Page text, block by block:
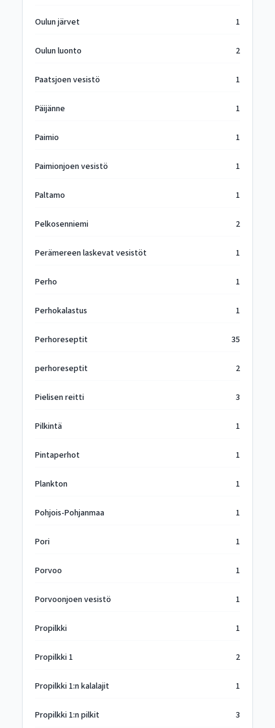
Oulun järvet 1
Oulun luonto 2
Paatsjoen vesistö 1
Päijänne 1
Paimio 1
Paimionjoen vesistö 1
Paltamo 1
Pelkosenniemi 2
Perämereen laskevat vesistöt 1
Perho 1
Perhokalastus 1
Perhoreseptit 35
perhoreseptit 2
Pielisen reitti 3
Pilkintä 1
Pintaperhot 1
Plankton 1
Pohjois-Pohjanmaa 1
Pori 1
Porvoo 1
Porvoonjoen vesistö 1
Propilkki 1
Propilkki 1 2
Propilkki 1:n kalalajit 1
Propilkki 1:n pilkit 3